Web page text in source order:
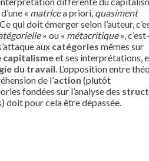
« matricea priori, quasiment
qui doit émerger selon l’auteur,
» ou « métacritique»,
aux catégories mêmes sur
capitalismeet ses interprétations,
du travail. L’opposition entre
de l’action (plutôt
fondées sur l’analyse des
doit pour cela être dépassée.